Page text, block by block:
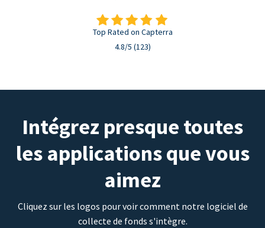
Top Rated on Capterra
4.8/5 (123)
Intégrez presque toutes
les applications que vous
aimez
Cliquez sur les logos pour voir comment notre logiciel de
collecte de fonds s'intègre.